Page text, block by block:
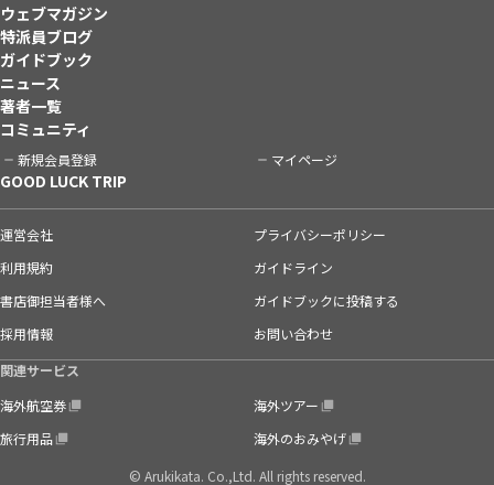
ウェブマガジン
特派員ブログ
ガイドブック
ニュース
著者一覧
コミュニティ
新規会員登録 マイページ
GOOD LUCK TRIP
運営会社
プライバシーポリシー
利用規約
ガイドライン
書店御担当者様へ
ガイドブックに投稿する
採用情報
お問い合わせ
関連サービス
海外航空券
海外ツアー
旅行用品
海外のおみやげ
© Arukikata. Co.,Ltd. All rights reserved.